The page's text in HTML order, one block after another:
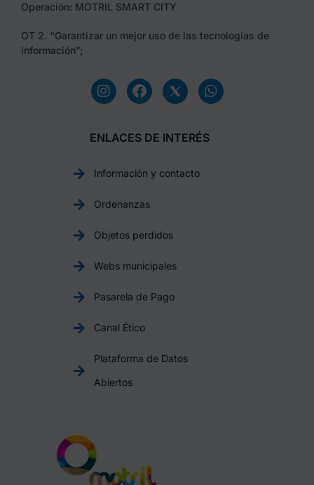
Operación: MOTRIL SMART CITY
OT 2. “Garantizar un mejor uso de las tecnologías de
información”;
ENLACES DE INTERÉS
Información y contacto
Ordenanzas
Objetos perdidos
Webs municipales
Pasarela de Pago
Canal Ético
Plataforma de Datos
Abiertos